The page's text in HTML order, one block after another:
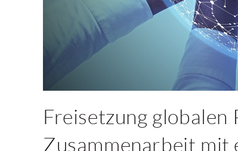
Freisetzung globalen
Zusammenarbeit mit